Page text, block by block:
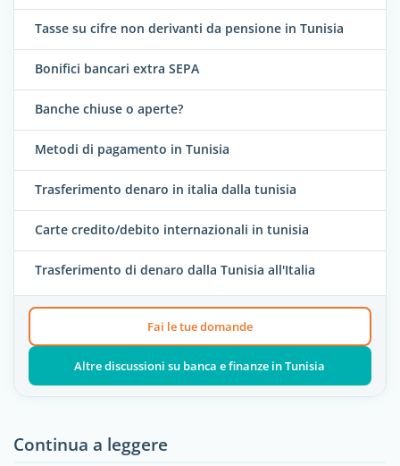
Tasse su cifre non derivanti da pensione in Tunisia
Bonifici bancari extra SEPA
Banche chiuse o aperte?
Metodi di pagamento in Tunisia
Trasferimento denaro in italia dalla tunisia
Carte credito/debito internazionali in tunisia
Trasferimento di denaro dalla Tunisia all'Italia
Fai le tue domande
Altre discussioni su banca e finanze in Tunisia
Continua a leggere